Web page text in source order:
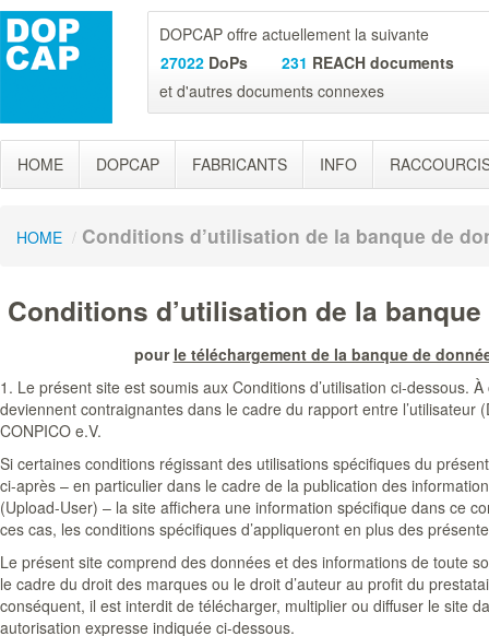
DOPCAP offre actuellement la suivante
27022 DoPs 231 REACH documents
et d'autres documents connexes
HOME DOPCAP FABRICANTS INFO
HOME / Conditions d’utilisation de la banque de
Conditions d’utilisation de la
pour le téléchargement de la banque de
1. Le présent site est soumis aux Conditions d’utilisation ci-dessous.
deviennent contraignantes dans le cadre du rapport entre l’utilisateur
CONPICO e.V.
Si certaines conditions régissant des utilisations spécifiques du
ci-après – en particulier dans le cadre de la publication des
(Upload-User) – la site affichera une information spécifique dans ce
ces cas, les conditions spécifiques d’appliqueront en plus des
Le présent site comprend des données et des informations de toute
le cadre du droit des marques ou le droit d’auteur au profit du
conséquent, il est interdit de télécharger, multiplier ou diffuser le site
autorisation expresse indiquée ci-dessous.